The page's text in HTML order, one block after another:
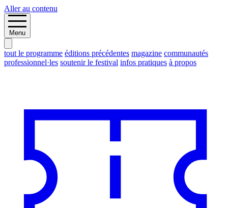
Aller au contenu
Menu
tout le programme éditions précédentes magazine communautés
professionnel·les soutenir le festival infos pratiques à propos